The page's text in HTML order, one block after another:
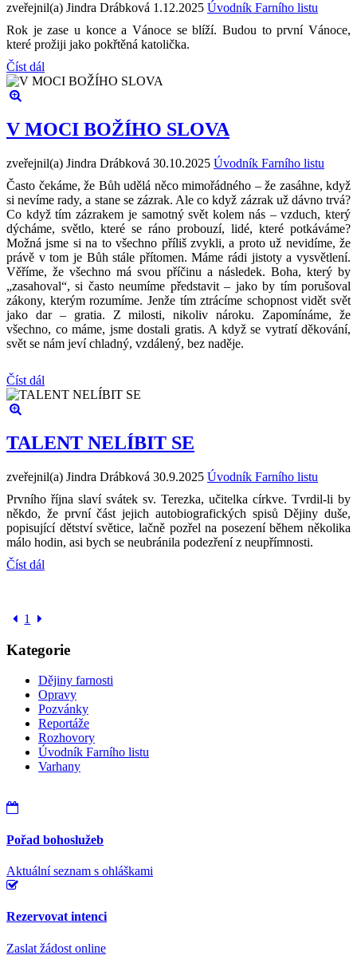
zveřejnil(a) Jindra Drábková 1.12.2025 Úvodník Farního listu
Rok je zase u konce a Vánoce se blíží. Budou to první Vánoce,
které prožiji jako pokřtěná katolička.
Číst dál
V MOCI BOŽÍHO SLOVA
zveřejnil(a) Jindra Drábková 30.10.2025 Úvodník Farního listu
Často čekáme, že Bůh udělá něco mimořádného – že zasáhne, když
si nevíme rady, a stane se zázrak. Ale co když zázrak už dávno trvá?
Co když tím zázrakem je samotný svět kolem nás – vzduch, který
dýcháme, světlo, které se ráno probouzí, lidé, které potkáváme?
Možná jsme si na to všechno příliš zvykli, a proto už nevidíme, že
právě v tom je Bůh stále přítomen. Máme rádi jistoty a vysvětlení.
Věříme, že všechno má svou příčinu a následek. Boha, který by
„zasahoval“, si často neumíme představit – jako by tím porušoval
zákony, kterým rozumíme. Jenže tím ztrácíme schopnost vidět svět
jako dar – gratia. Z milosti, nikoliv nároku. Zapomínáme, že
všechno, co máme, jsme dostali gratis. A když se vytratí děkování,
svět se nám jeví chladný, vzdálený, bez naděje.
Číst dál
TALENT NELÍBIT SE
zveřejnil(a) Jindra Drábková 30.9.2025 Úvodník Farního listu
Prvního října slaví svátek sv. Terezka, učitelka církve. Tvrdil-li by
někdo, že první část jejich autobiografických spisů Dějiny duše,
popisující dětství světice, lačně pozřel na posezení během několika
málo hodin, asi bych se neubránila podezření z neupřímnosti.
Číst dál
1
Kategorie
Dějiny farnosti
Opravy
Pozvánky
Reportáže
Rozhovory
Úvodník Farního listu
Varhany
Pořad bohoslužeb
Aktuální seznam s ohláškami
Rezervovat intenci
Zaslat žádost online